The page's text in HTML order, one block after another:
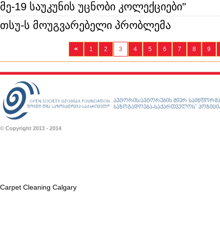
მე-19 საუკუნის უცნობი კოლექციები"
თსუ-ს მოუგვარებელი პრობლემა
« 1 2 3 4 5 6 7 8 9
ავტორის/ავტორების მიერ
საზოგადოება-საქართველოს”
© Copyright 2013 - 2014
Carpet Cleaning Calgary